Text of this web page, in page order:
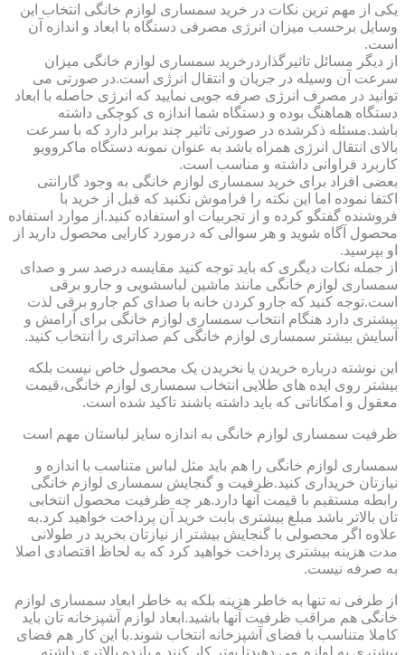
یکی از مهم ترین نکات در خرید سمساری لوازم خانگی انتخاب این
وسایل برحسب میزان انرژی مصرفی دستگاه با ابعاد و اندازه آن
است.
از دیگر مسائل تاثیرگذاردرخرید سمساری لوازم خانگی میزان
سرعت آن وسیله در جریان و انتقال انرژی است.در صورتی می
توانید در مصرف انرژی صرفه جویی نمایید که انرژی حاصله با ابعاد
دستگاه هماهنگ بوده و دستگاه شما اندازه ی کوچکی داشته
باشد.مسئله ذکرشده در صورتی تاثیر چند برابر دارد که با سرعت
بالای انتقال انرژی همراه باشد به عنوان نمونه دستگاه ماکروویو
کاربرد فراوانی داشته و مناسب است.
بعضی افراد برای خرید سمساری لوازم خانگی به وجود گارانتی
اکتفا نموده اما این نکته را فراموش نکنید که قبل از خرید با
فروشنده گفتگو کرده و از تجربیات او استفاده کنید.از موارد استفاده
محصول آگاه شوید و هر سوالی که درمورد کارایی محصول دارید از
او بپرسید.
از جمله نکات دیگری که باید توجه کنید مقایسه درصد سر و صدای
سمساری لوازم خانگی مانند ماشین لباسشویی و جارو برقی
است.توجه کنید که جارو کردن خانه با صدای کم جارو برقی لذت
بیشتری دارد هنگام انتخاب سمساری لوازم خانگی برای آرامش و
آسایش بیشتر سمساری لوازم خانگی کم صداتری را انتخاب کنید.
این نوشته درباره خریدن یا نخریدن یک محصول خاص نیست بلکه
بیشتر روی ایده های طلایی انتخاب سمساری لوازم خانگی،قیمت
معقول و امکاناتی که باید داشته باشند تاکید شده است.
ظرفیت سمساری لوازم خانگی به اندازه سایز لباستان مهم است
سمساری لوازم خانگی را هم باید مثل لباس متناسب با اندازه و
نیازتان خریداری کنید.ظرفیت و گنجایش سمساری لوازم خانگی
رابطه مستقیم با قیمت آنها دارد.هر چه ظرفیت محصول انتخابی
تان بالاتر باشد مبلغ بیشتری بابت خرید آن پرداخت خواهید کرد.به
علاوه اگر محصولی با گنجایش بیشتر از نیازتان بخرید در طولانی
مدت هزینه بیشتری پرداخت خواهید کرد که به لحاظ اقتصادی اصلا
به صرفه نیست.
از طرفی نه تنها به خاطر هزینه بلکه به خاطر ابعاد سمساری لوازم
خانگی هم مراقب ظرفیت آنها باشید.ابعاد لوازم آشپزخانه تان باید
کاملا متناسب با فضای آشپزخانه انتخاب شوند.با این کار هم فضای
بیشتری به لوازم می دهیدتا بهتر کار کنند و بازده بالاتری داشته